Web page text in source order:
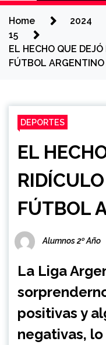
Home 2024
15
EL HECHO QUE
FÚTBOL ARGENTINO
DEPORTES
EL
FÚTBOL
Alumnos 2º Año
La Liga
positivas y
negativas,